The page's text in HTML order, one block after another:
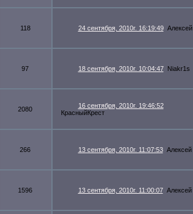
118 24 сентября, 2010г. 16:19:49 Алексей
97 18 сентября, 2010г. 10:04:47 Niakr1s
2080
16 сентября, 2010г. 19:46:52
КрасныйКрест
266 13 сентября, 2010г. 11:07:53 Алексей
1596 13 сентября, 2010г. 11:00:07 Алексей